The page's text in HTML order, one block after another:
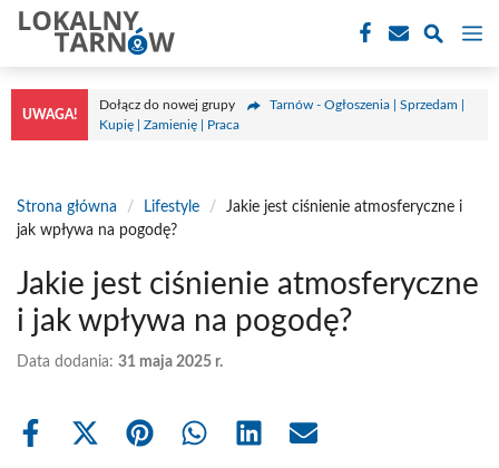
Przejdź
treści
UWAGA!
Dołącz do nowej grupy
Tarnów - Ogłoszenia | Sprzedam |
Kupię | Zamienię | Praca
Strona główna / Lifestyle /
Jakie jest ciśnienie atmosferyczne i
jak wpływa na pogodę?
Jakie jest ciśnienie atmosferyczne
i jak wpływa na pogodę?
Data dodania: 31 maja 2025 r.
Share
Share Share Share Share Share